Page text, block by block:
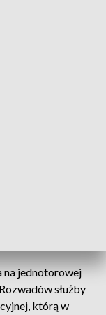
na jednotorowej
służby
którą w